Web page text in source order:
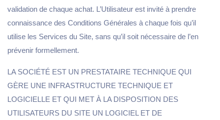
validation de chaque achat. L’Utilisateur est invité à prendre
connaissance des Conditions Générales à chaque fois qu’il
utilise les Services du Site, sans qu’il soit nécessaire de l’en
prévenir formellement.
LA SOCIÉTÉ EST UN PRESTATAIRE TECHNIQUE QUI
GÈRE UNE INFRASTRUCTURE TECHNIQUE ET
LOGICIELLE ET QUI MET À LA DISPOSITION DES
UTILISATEURS DU SITE UN LOGICIEL ET DE